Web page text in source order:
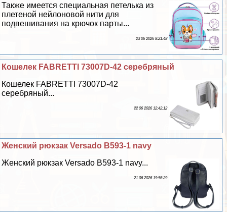
Также имеется специальная петелька из
плетеной нейлоновой нити для
подвешивания на крючок парты...
23 06 2026 8:21:48
Кошелек FABRETTI 73007D-42 серебряный
Кошелек FABRETTI 73007D-42
серебряный...
22 06 2026 12:42:12
Женский рюкзак Versado B593-1 navy
Женский рюкзак Versado B593-1 navy...
21 06 2026 19:56:39